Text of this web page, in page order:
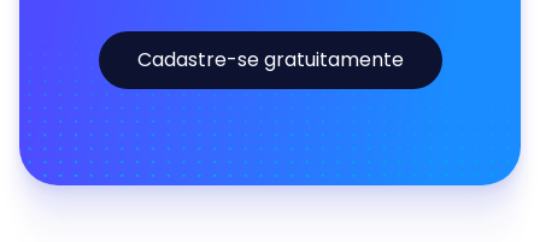
Cadastre-se gratuitamente